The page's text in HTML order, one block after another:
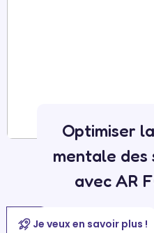
Optimiser
mentale
avec AR
Je veux en savoir plus !